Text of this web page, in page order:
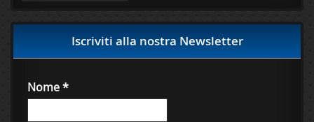
Iscriviti alla nostra Newsletter
Nome*